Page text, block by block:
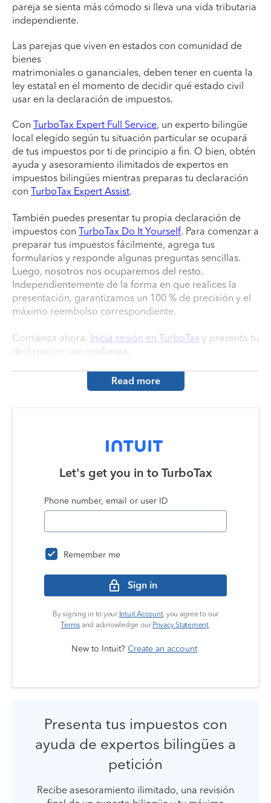
pareja se sienta más cómodo si lleva una vida tributaria
independiente.
Las parejas que viven en estados con comunidad de
bienes
matrimoniales o gananciales, deben tener en cuenta la
ley estatal en el momento de decidir qué estado civil
usar en la declaración de impuestos.
Con TurboTax Expert Full Service, un experto bilingüe
local elegido según tu situación particular se ocupará
de tus impuestos por ti de principio a fin. O bien, obtén
ayuda y asesoramiento ilimitados de expertos en
impuestos bilingües mientras preparas tu declaración
con TurboTax Expert Assist.
También puedes presentar tu propia declaración de
impuestos con TurboTax Do It Yourself. Para comenzar a
preparar tus impuestos fácilmente, agrega tus
formularios y responde algunas preguntas sencillas.
Luego, nosotros nos ocuparemos del resto.
Independientemente de la forma en que realices la
presentación, garantizamos un 100 % de precisión y el
máximo reembolso correspondiente.
Comienza ahora. Inicia sesión en TurboTax y presenta tu
declaración con confianza.
Read more
Let's get you in to TurboTax
Phone number, email or user ID
Remember me
Sign in
By signing in to your Intuit Account, you agree to our
Terms and acknowledge our Privacy Statement.
New to Intuit? Create an account
Presenta tus impuestos con
ayuda de expertos bilingües a
petición
Recibe asesoramiento ilimitado, una revisión